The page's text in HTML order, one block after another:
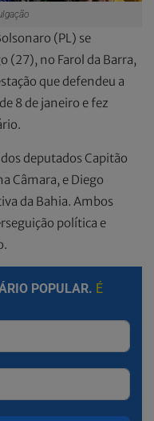
(PL) se
(27), no Farol da Barra,
que defendeu a
8 de janeiro e fez
deputados Capitão
Câmara, e Diego
da Bahia. Ambos
política e
POPULAR. É